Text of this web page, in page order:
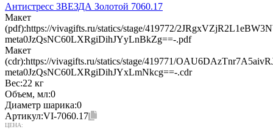
Антистресс ЗВЕЗДА Золотой 7060.17
Макет
(pdf):https://vivagifts.ru/statics/stage/419772/
meta0JzQsNC60LXRgiDihJYyLnBkZg==-.pdf
Макет
(cdr):https://vivagifts.ru/statics/stage/419771/
meta0JzQsNC60LXRgiDihJYxLmNkcg==-.cdr
Вес:22 кг
Объем, мл:0
Диаметр шарика:0
Артикул:VI-7060.17
ЦЕНА: